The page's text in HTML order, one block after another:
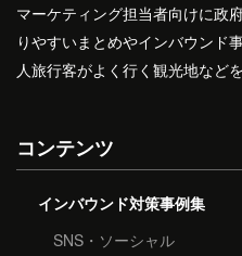
マーケティング担当者向けに政
りやすいまとめやインバウンド
人旅行客がよく行く観光地など
コンテンツ
インバウンド対策事例集
SNS・ソーシャル